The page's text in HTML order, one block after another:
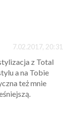
7.02.2017, 20:31
z Total
a na Tobie
też mnie